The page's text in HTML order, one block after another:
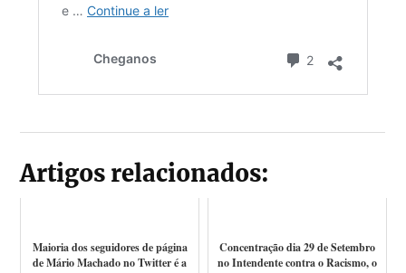
Artigos relacionados:
Maioria dos seguidores de página
de Mário Machado no Twitter é a
Concentração dia 29 de Setembro
no Intendente contra o Racismo, o